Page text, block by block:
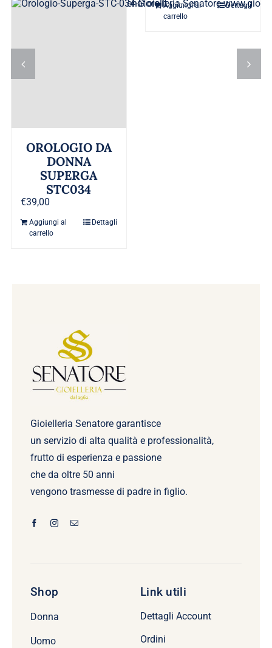
OROLOGIO DA
DONNA
SUPERGA
STC034
€39,00
Aggiungi al
carrello
Dettagli
originale
era:
attuale
Aggiungi al
carrello
Dettagli
Gioielleria Senatore garantisce
un servizio di alta qualità e professionalità,
frutto di esperienza e passione
che da oltre 50 anni
vengono trasmesse di padre in figlio.
Shop
Donna
Uomo
Link utili
Dettagli Account
Ordini